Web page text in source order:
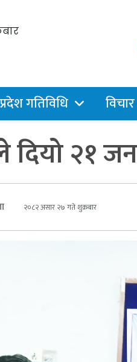
प्रदेश गतिविधि विचार
२१ जना
२०८२ असार २७ गते शुक्रबार